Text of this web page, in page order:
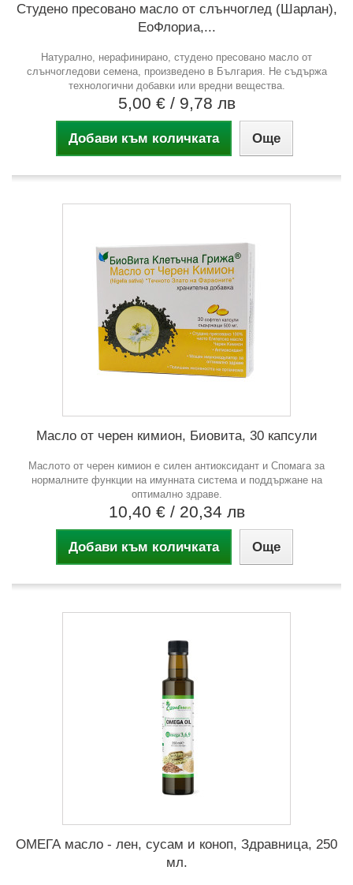
Студено пресовано масло от слънчоглед (Шарлан),
ЕоФлориа,...
Натурално, нерафинирано, студено пресовано масло от
слънчогледови семена, произведено в България. Не съдържа
технологични добавки или вредни вещества.
5,00 € / 9,78 лв
Добави към количката Още
Масло от черен кимион, Биовита, 30 капсули
Маслото от черен кимион е силен антиоксидант и Спомага за
нормалните функции на имунната система и поддържане на
оптимално здраве.
10,40 € / 20,34 лв
Добави към количката Още
ОМЕГА масло - лен, сусам и коноп, Здравница, 250
мл.